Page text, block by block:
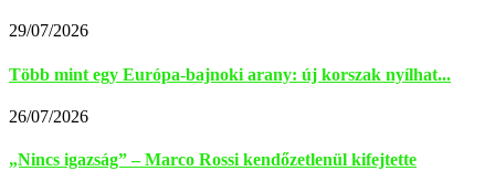
29/07/2026
Több mint egy Európa-bajnoki arany: új korszak nyílhat...
26/07/2026
„Nincs igazság” – Marco Rossi kendőzetlenül kifejtette